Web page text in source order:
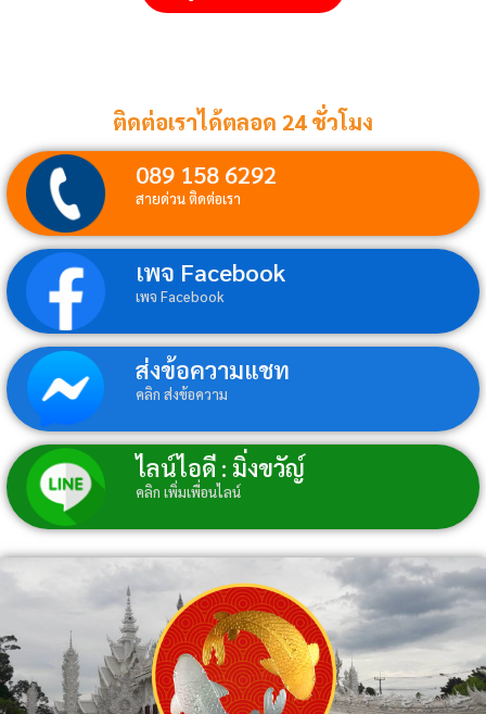
ติดต่อเราได้ตลอด 24 ชั่วโมง
089 158 6292
สายด่วน ติดต่อเรา
เพจ Facebook
เพจ Facebook
ส่งข้อความแชท
คลิก ส่งข้อความ
ไลน์ไอดี : มิ่งขวัญ์
คลิก เพิ่มเพื่อนไลน์